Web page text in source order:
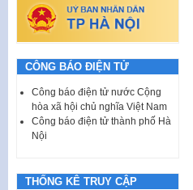
CÔNG BÁO ĐIỆN TỬ
Công báo điện tử nước Cộng
hòa xã hội chủ nghĩa Việt Nam
Công báo điện tử thành phố Hà
Nội
THỐNG KÊ TRUY CẬP